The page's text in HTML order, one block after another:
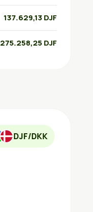
137.629,13 DJF
275.258,25 DJF
DJF/DKK